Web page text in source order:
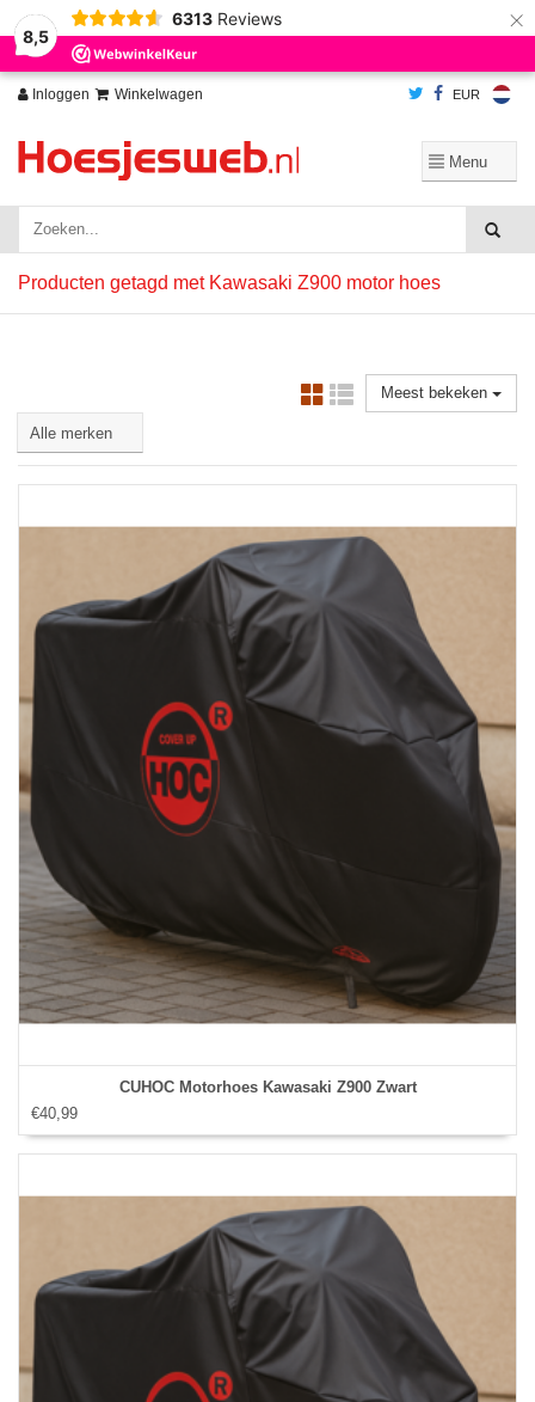
8,5
6313 Reviews ×
Inloggen Winkelwagen EUR
Producten getagd met Kawasaki Z900 motor hoes
Meest bekeken
CUHOC Motorhoes Kawasaki Z900 Zwart
€40,99
Wij slaan cookies op om onze website te verbeteren. Is dat akkoord?
Ja
Nee